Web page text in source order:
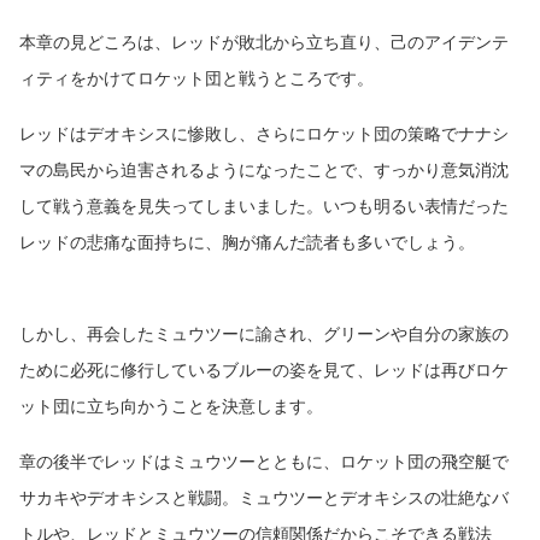
本章の見どころは、レッドが敗北から立ち直り、己のアイデンテ
ィティをかけてロケット団と戦うところです。
レッドはデオキシスに惨敗し、さらにロケット団の策略でナナシ
マの島民から迫害されるようになったことで、すっかり意気消沈
して戦う意義を見失ってしまいました。いつも明るい表情だった
レッドの悲痛な面持ちに、胸が痛んだ読者も多いでしょう。
しかし、再会したミュウツーに諭され、グリーンや自分の家族の
ために必死に修行しているブルーの姿を見て、レッドは再びロケ
ット団に立ち向かうことを決意します。
章の後半でレッドはミュウツーとともに、ロケット団の飛空艇で
サカキやデオキシスと戦闘。ミュウツーとデオキシスの壮絶なバ
トルや、レッドとミュウツーの信頼関係だからこそできる戦法